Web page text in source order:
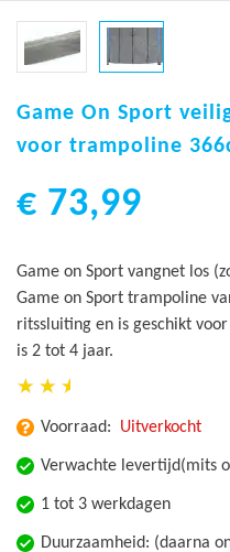
naar
het
van
gallerij
Game On Sport
voor trampoline
€ 73,99
Game on Sport vangnet los
Game on Sport trampoline
ritssluiting en is geschikt
is 2 tot 4 jaar.
Voorraad: Uitverkocht
Verwachte levertijd(mits
1 tot 3 werkdagen
Duurzaamheid: (daarna